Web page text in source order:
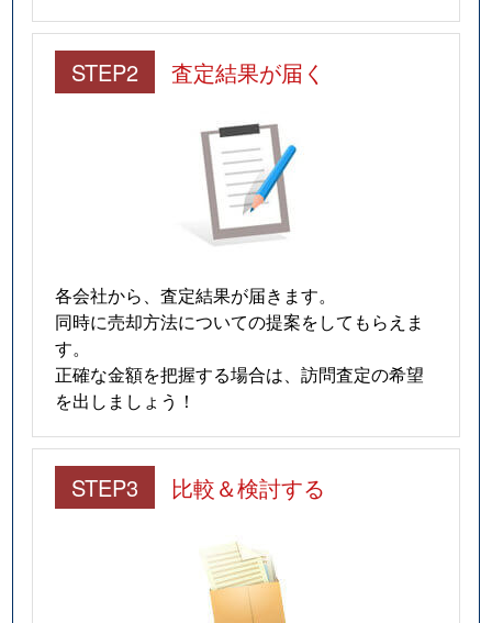
STEP2 査定結果が届く
各会社から、査定結果が届きます。
同時に売却方法についての提案をしてもらえま
す。
正確な金額を把握する場合は、訪問査定の希望
を出しましょう！
STEP3 比較＆検討する